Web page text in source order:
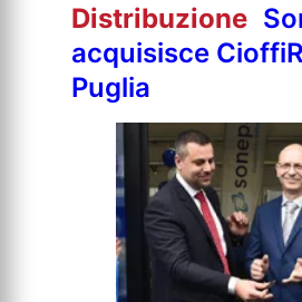
Distribuzione
acquisisce
Puglia